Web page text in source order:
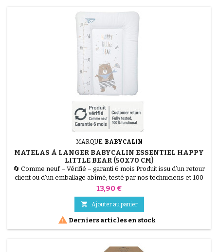
MARQUE: BABYCALIN
MATELAS À LANGER BABYCALIN ESSENTIEL HAPPY
LITTLE BEAR (50X70 CM)
🔄 Comme neuf – Vérifié – garanti 6 mois Produit issu d’un retour
client ou d’un emballage abîmé, testé par nos techniciens et 100
% fonctionnel. Le Matelas à Langer BABYCALIN Essentiel Happy
PVC imperméable est facile à nettoyer, tandis que son garnissage
en ouate de polyester assure un...
Prix
13,90 €
 Ajouter au panier
 Derniers articles en stock